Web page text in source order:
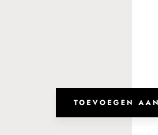
TOEVOEGEN